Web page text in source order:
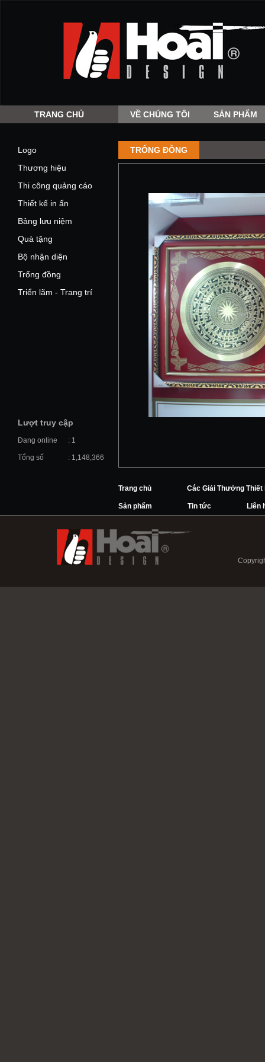
TRANG CHỦ VỀ CHÚNG TÔI SẢN PHẨM
Logo
Thương hiệu
Thi công quảng cáo
Thiết kế in ấn
Bảng lưu niệm
Quà tặng
Bộ nhận diện
Trống đồng
Triển lãm - Trang trí
Lượt truy cập
Đang online : 1
Tổng số : 1,148,366
TRỐNG ĐỒNG
Trang chủ Các Giải Thưởng Thiết
Sản phẩm Tin tức Liên